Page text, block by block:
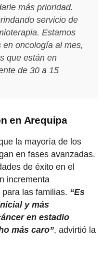
más prioridad.
servicio de
Estamos
oncología al mes,
que están en
de 30 a 15
en Arequipa
la mayoría de los
en fases avanzadas.
de éxito en el
incrementa
las familias. “Es
y más
en estadio
más caro”, advirtió la